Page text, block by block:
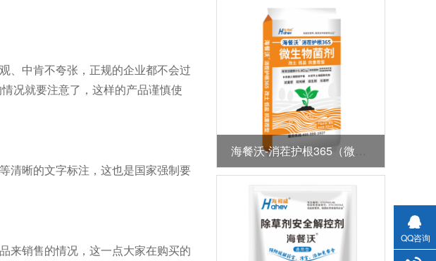
、中肯不夸张，正规的企业都不会过
况就要注意了，这样的产品谨慎使
清晰的文字标注，这也是国家强制要
来销售的情况，这一点大家在购买的
海餐沃-消茬护根365（微生物菌剂）
QQ咨询